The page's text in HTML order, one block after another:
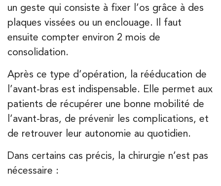
un geste qui consiste à fixer l’os grâce à des
plaques vissées ou un enclouage. Il faut
ensuite compter environ 2 mois de
consolidation.
Après ce type d’opération, la rééducation de
l’avant-bras est indispensable. Elle permet aux
patients de récupérer une bonne mobilité de
l’avant-bras, de prévenir les complications, et
de retrouver leur autonomie au quotidien.
Dans certains cas précis, la chirurgie n’est pas
nécessaire :